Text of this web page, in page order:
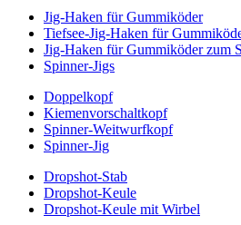
Jig-Haken für Gummiköder
Tiefsee-Jig-Haken für
Jig-Haken für Gummiköder zum
Spinner-Jigs
Doppelkopf
Kiemenvorschaltkopf
Spinner-Weitwurfkopf
Spinner-Jig
Dropshot-Stab
Dropshot-Keule
Dropshot-Keule mit Wirbel